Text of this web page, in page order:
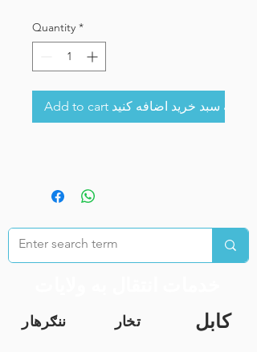
Quantity *
Add to cart به سبد خرید اضافه کنید
ننګرهار تخار کابل